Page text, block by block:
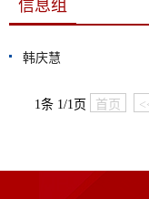
信息组
韩庆慧
1条 1/1页 首页